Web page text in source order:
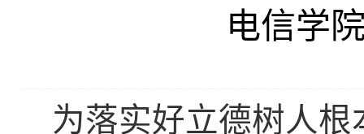
电信学
为落实好立德树人根